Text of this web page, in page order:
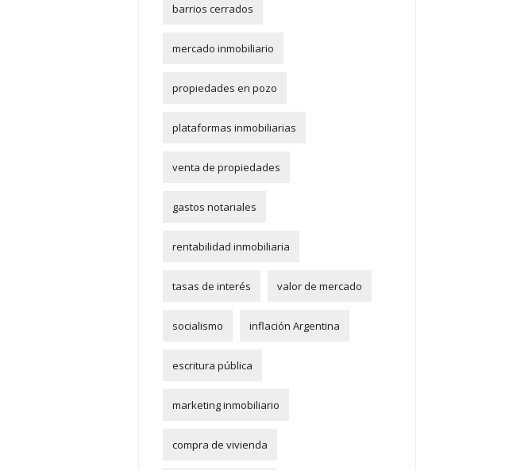
barrios cerrados
mercado inmobiliario
propiedades en pozo
plataformas inmobiliarias
venta de propiedades
gastos notariales
rentabilidad inmobiliaria
tasas de interés valor de mercado
socialismo inflación Argentina
escritura pública
marketing inmobiliario
compra de vivienda